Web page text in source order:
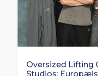
Oversized Lifting
Studios: